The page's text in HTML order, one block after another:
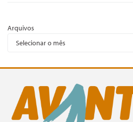
Arquivos